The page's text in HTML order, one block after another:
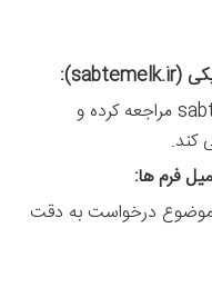
متقاضی به آدرس sabtemelk.ir مراجعه کرده و
کند.
درخواست به دقت